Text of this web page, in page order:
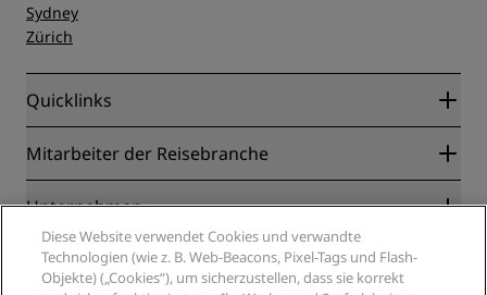
Sydney
Zürich
Quicklinks
Radisson Rewards
Blog
Neue und aufstrebende Hotels
Radisson Hotels APP
Mitarbeiter der Reisebranche
Partner
Reisebüros
Unternehmen
Radisson Hotel Group
Medien
Rechtliches
Diese Website verwendet Cookies und verwandte
Technologien (wie z. B. Web-Beacons, Pixel-Tags und Flash-
Objekte) („Cookies“), um sicherzustellen, dass sie korrekt